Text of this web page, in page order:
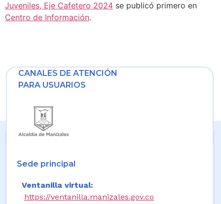
Juveniles, Eje Cafetero 2024 se publicó primero en
Centro de Información.
CANALES DE ATENCIÓN
PARA USUARIOS
Sede principal
Ventanilla virtual:
https://ventanilla.manizales.gov.co